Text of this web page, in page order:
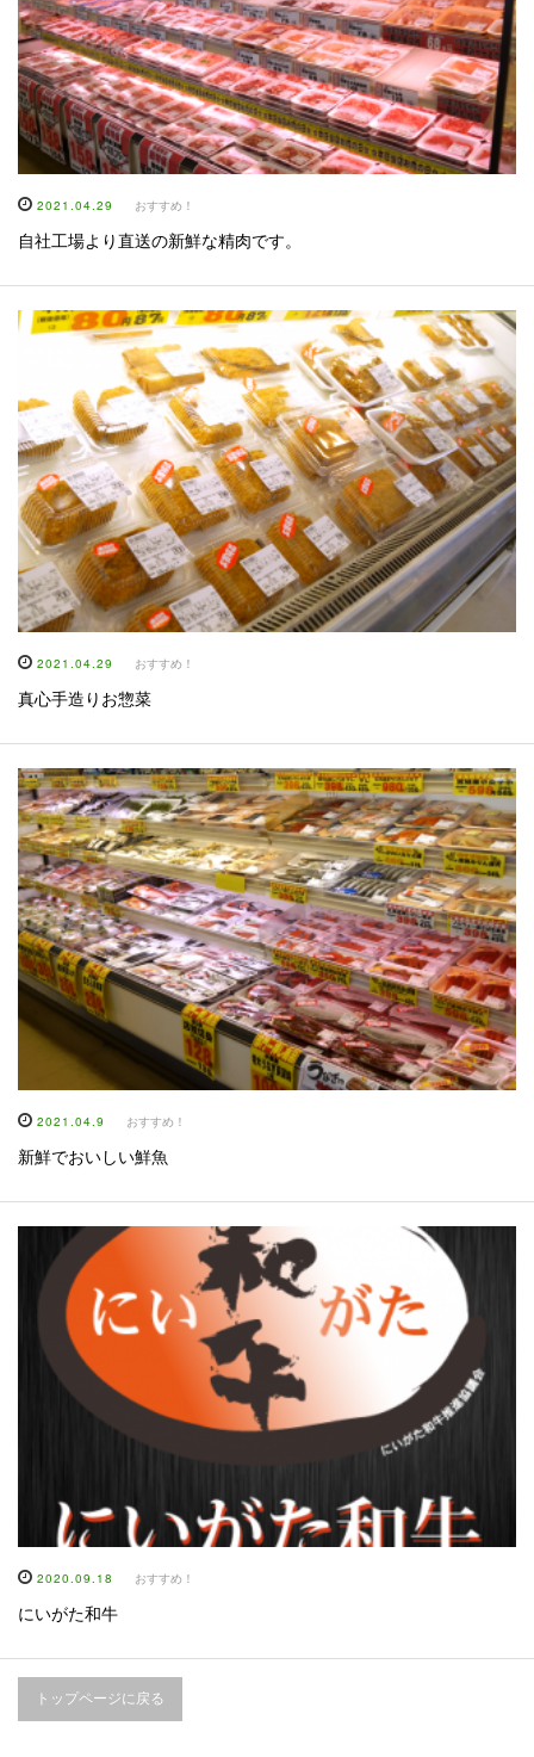
2021.04.29 おすすめ！
自社工場より直送の新鮮な精肉です。
2021.04.29 おすすめ！
真心手造りお惣菜
2021.04.9 おすすめ！
新鮮でおいしい鮮魚
2020.09.18 おすすめ！
にいがた和牛
トップページに戻る